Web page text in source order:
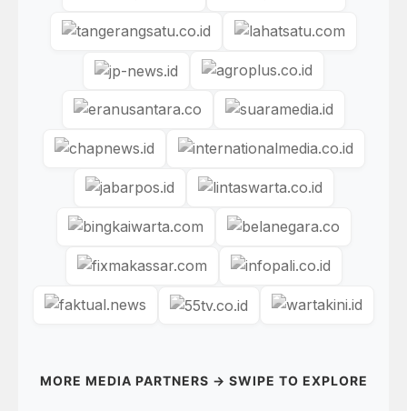
MORE MEDIA PARTNERS → SWIPE TO EXPLORE